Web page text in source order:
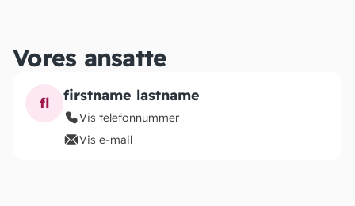
Vores ansatte
fl firstname lastname
Vis telefonnummer
Vis e-mail